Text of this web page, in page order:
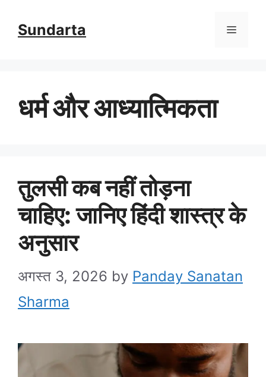
Sundarta Menu
धर्म और आध्यात्मिकता
तुलसी कब नहीं तोड़ना
चाहिए: जानिए हिंदी शास्त्र के
अनुसार
अगस्त 3, 2026 by Panday Sanatan
Sharma